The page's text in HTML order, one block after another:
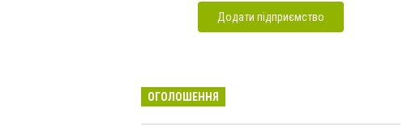
Додати підприємство
ОГОЛОШЕННЯ